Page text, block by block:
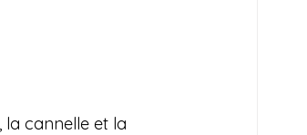
la cannelle et la